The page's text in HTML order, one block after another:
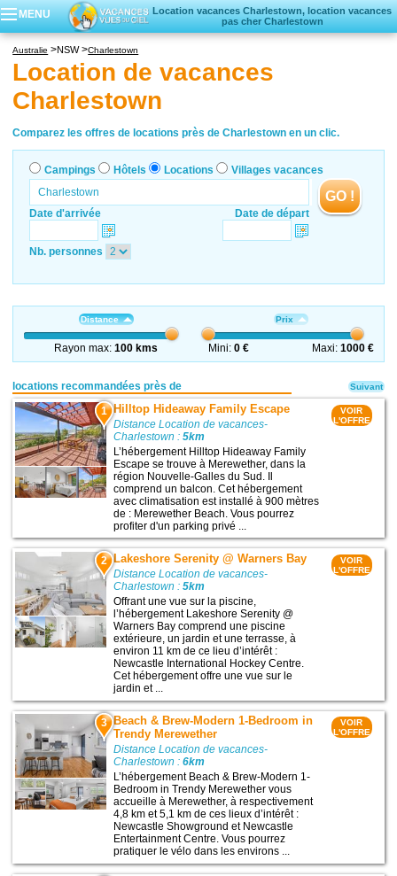
MENU
Location vacances Charlestown, location vacances
pas cher Charlestown
Locations vacances
Villages vacances
Australie NSW Charlestown
Location de vacances
Charlestown
Comparez les offres de locations près de Charlestown en un clic.
Campings Hôtels Locations Villages vacances
Date d'arrivée Date de départ
GO !
Nb. personnes
Distance
Rayon max:100 kms
Prix
Mini:0 € Maxi: 1000 €
locations recommandées près de
1 Hilltop Hideaway Family Escape
Distance Location de vacances-
Charlestown :5km
L’hébergement Hilltop Hideaway Family
Escape se trouve à Merewether, dans la
région Nouvelle-Galles du Sud. Il
comprend un balcon. Cet hébergement
avec climatisation est installé à 900 mètres
de : Merewether Beach. Vous pourrez
profiter d'un parking privé ...
VOIR
L'OFFRE
2 Lakeshore Serenity @ Warners Bay
Distance Location de vacances-
Charlestown :5km
Offrant une vue sur la piscine,
l’hébergement Lakeshore Serenity @
Warners Bay comprend une piscine
extérieure, un jardin et une terrasse, à
environ 11 km de ce lieu d’intérêt :
Newcastle International Hockey Centre.
Cet hébergement offre une vue sur le
jardin et ...
VOIR
L'OFFRE
3 Beach & Brew-Modern 1-Bedroom in
Trendy Merewether
Distance Location de vacances-
Charlestown :6km
L’hébergement Beach & Brew-Modern 1-
Bedroom in Trendy Merewether vous
accueille à Merewether, à respectivement
4,8 km et 5,1 km de ces lieux d’intérêt :
Newcastle Showground et Newcastle
Entertainment Centre. Vous pourrez
pratiquer le vélo dans les environs ...
VOIR
L'OFFRE
Suivant